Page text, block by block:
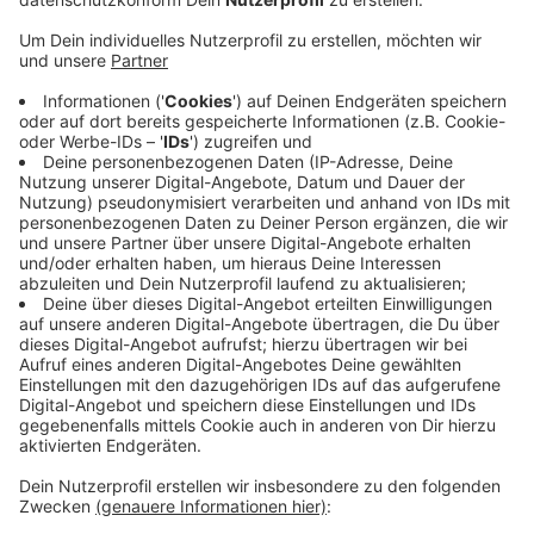
Bürger aus dem Kreis Kleve können sich dann an
diesen Standorten außerhalb der regulären
Praxisöffnungszeiten an den ambulanten
Bereitschaftsdienst der niedergelassenen Ärzte
wenden. Eine Voranmeldung ist nicht notwendig. Die
Notdienstpraxen können direkt aufgesucht werden.
Die bislang wechselweise organisierten Notdienste
der lokalen Arztpraxen entfallen damit. Weitere
InformationenHIER!
Anzeige